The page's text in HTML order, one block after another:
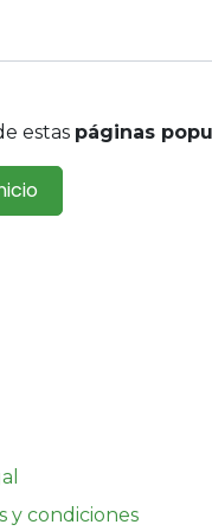
estas páginas
y condiciones